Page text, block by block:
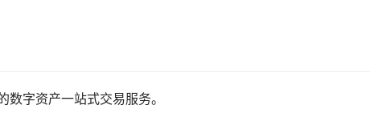
字资产一站式交易服务。